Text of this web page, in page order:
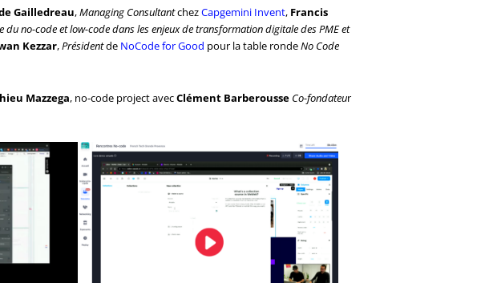
Gailledreau,Managing ConsultantchezCapgemini Invent,Francis
du no-code et low-code dans les enjeux de transformation digitale des PME et
Kezzar,Présidentde NoCode for Good pour la table rondeNo Code
Mazzega, no-code project avecClément Barberousse Co-fondateur